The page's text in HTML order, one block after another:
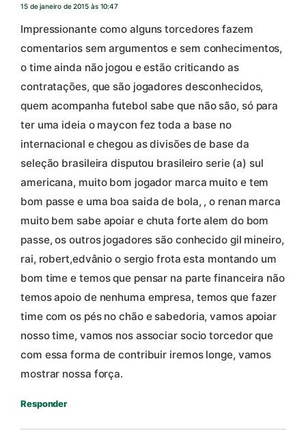
15 de janeiro de 2015 às 10:47
Impressionante como alguns torcedores fazem
comentarios sem argumentos e sem conhecimentos,
o time ainda não jogou e estão criticando as
contratações, que são jogadores desconhecidos,
quem acompanha futebol sabe que não são, só para
ter uma ideia o maycon fez toda a base no
internacional e chegou as divisões de base da
seleção brasileira disputou brasileiro serie (a) sul
americana, muito bom jogador marca muito e tem
bom passe e uma boa saida de bola, , o renan marca
muito bem sabe apoiar e chuta forte alem do bom
passe, os outros jogadores são conhecido gil mineiro,
rai, robert,edvânio o sergio frota esta montando um
bom time e temos que pensar na parte financeira não
temos apoio de nenhuma empresa, temos que fazer
time com os pés no chão e sabedoria, vamos apoiar
nosso time, vamos nos associar socio torcedor que
com essa forma de contribuir iremos longe, vamos
mostrar nossa força.
Responder